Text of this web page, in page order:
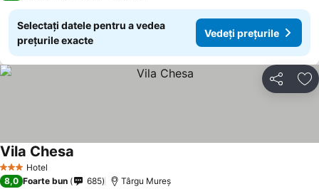
Selectați datele pentru a vedea
prețurile exacte
Vedeți prețurile
Distribuiți
3 SteleHotel
Vila Chesa
8,0 Foarte bun 685 Târgu Mureș